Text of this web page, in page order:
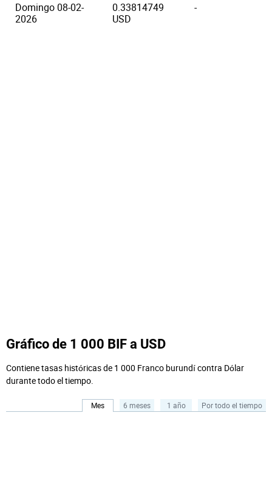
Domingo 08-02-
2026
0.33814749
USD
-
Gráfico de 1 000 BIF a USD
Contiene tasas históricas de 1 000 Franco burundí contra Dólar
durante todo el tiempo.
Mes 6 meses 1 año Por todo el tiempo